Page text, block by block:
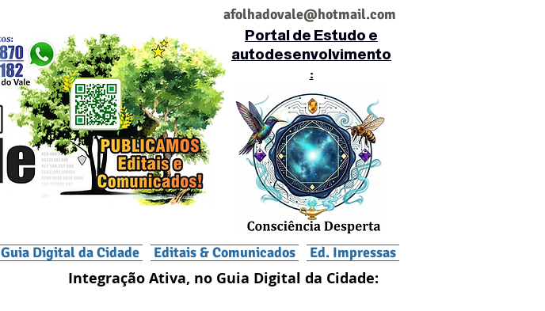
afolhadovale@hotmail.com
Portal de Estudo e
autodesenvolvimento
:
Guia Digital da Cidade Editais & Comunicados Ed. Impressas
Integração Ativa, no Guia Digital da Cidade: